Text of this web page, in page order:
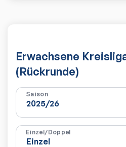
Erwachsene
(Rückrunde)
Saison
Einzel/Doppel